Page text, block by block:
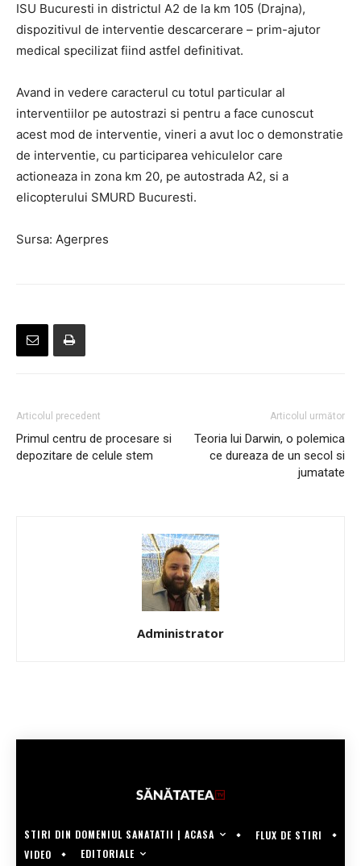
ISU Bucuresti in districtul A2 de la km 105 (Drajna),
dispozitivul de interventie descarcerare – prim-ajutor
medical specilizat fiind astfel definitivat.
Avand in vedere caracterul cu totul particular al
interventiilor pe autostrazi si pentru a face cunoscut
acest mod de interventie, vineri a avut loc o demonstratie
de interventie, cu participarea vehiculelor care
actioneaza in zona km 20, pe autostrada A2, si a
elicopterului SMURD Bucuresti.
Sursa: Agerpres
Articolul precedent
Primul centru de procesare si
depozitare de celule stem
Articolul următor
Teoria lui Darwin, o polemica
ce dureaza de un secol si
jumatate
Administrator
STIRI DIN DOMENIUL SANATATII | ACASA
FLUX DE STIRI
VIDEO
EDITORIALE